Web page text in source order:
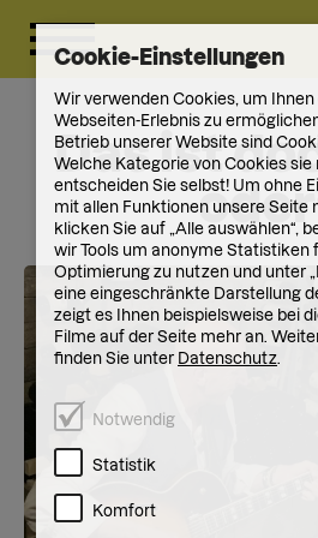
Das ist
Cookie-Einstellungen
Wir verwenden Cookies, um
Webseiten-Erlebnis zu
Betrieb unserer Website sind
Welche Kategorie von Cookies sie
entscheiden Sie selbst! Um ohne
mit allen Funktionen unsere Seite
klicken Sie auf „Alle auswählen“,
wir Tools um anonyme Statistiken
Optimierung zu nutzen und unter
eine eingeschränkte Darstellung
zeigt es Ihnen beispielsweise bei
Filme auf der Seite mehr an.
finden Sie unter Datenschutz.
Notwendig
Statistik
Komfort